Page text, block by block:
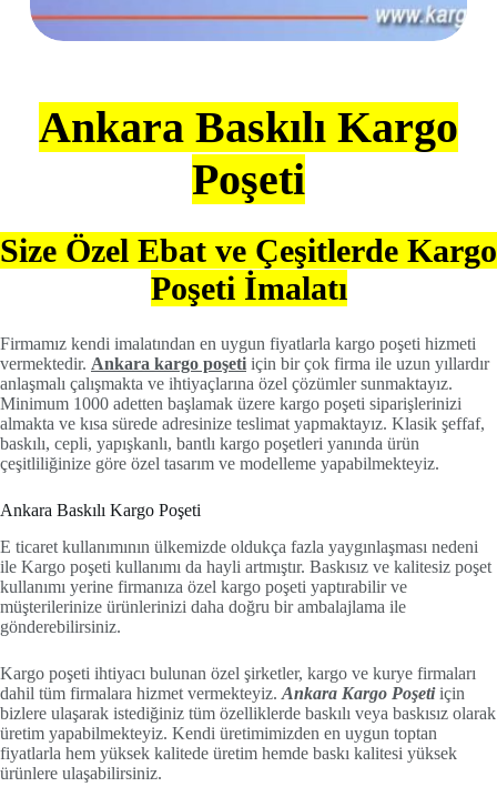
Ankara Baskılı Kargo
Poşeti
Size Özel Ebat ve Çeşitlerde Kargo
Poşeti İmalatı
Firmamız kendi imalatından en uygun fiyatlarla kargo poşeti hizmeti
vermektedir. Ankara kargo poşeti için bir çok firma ile uzun yıllardır
anlaşmalı çalışmakta ve ihtiyaçlarına özel çözümler sunmaktayız.
Minimum 1000 adetten başlamak üzere kargo poşeti siparişlerinizi
almakta ve kısa sürede adresinize teslimat yapmaktayız. Klasik şeffaf,
baskılı, cepli, yapışkanlı, bantlı kargo poşetleri yanında ürün
çeşitliliğinize göre özel tasarım ve modelleme yapabilmekteyiz.
Ankara Baskılı Kargo Poşeti
E ticaret kullanımının ülkemizde oldukça fazla yaygınlaşması nedeni
ile Kargo poşeti kullanımı da hayli artmıştır. Baskısız ve kalitesiz poşet
kullanımı yerine firmanıza özel kargo poşeti yaptırabilir ve
müşterilerinize ürünlerinizi daha doğru bir ambalajlama ile
gönderebilirsiniz.
Kargo poşeti ihtiyacı bulunan özel şirketler, kargo ve kurye firmaları
dahil tüm firmalara hizmet vermekteyiz. Ankara Kargo Poşetiiçin
bizlere ulaşarak istediğiniz tüm özelliklerde baskılı veya baskısız olarak
üretim yapabilmekteyiz. Kendi üretimimizden en uygun toptan
fiyatlarla hem yüksek kalitede üretim hemde baskı kalitesi yüksek
ürünlere ulaşabilirsiniz.